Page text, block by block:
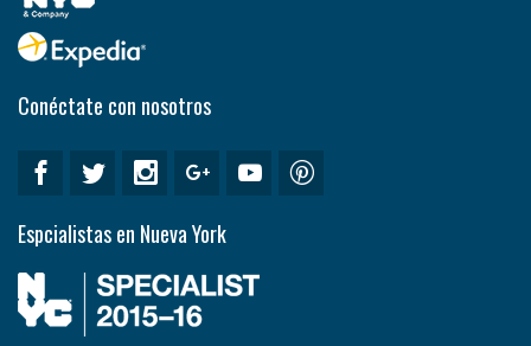
Conéctate con nosotros
Espcialistas en Nueva York